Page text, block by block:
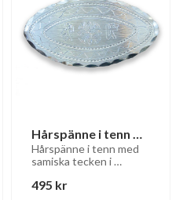
Hårspänne i tenn
Stor
Hårspänne i tenn med
samiska tecken i
495 kr